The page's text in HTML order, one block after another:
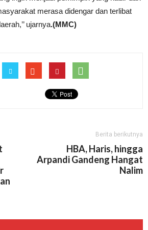
merasa didengar dan terlibat
ujarnya.(MMC)
Berita berikutnya
HBA, Haris, hingga
Arpandi Gandeng Hangat
Nalim